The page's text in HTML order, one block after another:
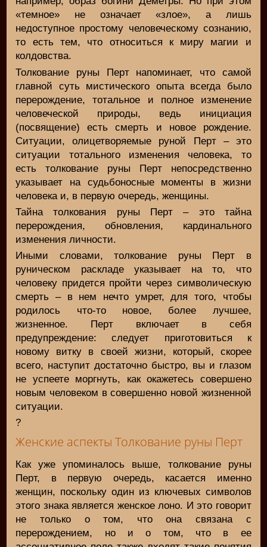
«темное» не означает «злое», а лишь
недоступное простому человеческому сознанию,
то есть тем, что относиться к миру магии и
колдовства.
Толкование руны Перт напоминает, что самой
главной суть мистического опыта всегда было
перерождение, тотальное и полное изменение
человеческой природы, ведь инициация
(посвящение) есть смерть и новое рождение.
Ситуации, олицетворяемые руной Перт – это
ситуации тотального изменения человека, то
есть толкование руны Перт непосредственно
указывает на судьбоносные моменты в жизни
человека и, в первую очередь, женщины.
Тайна толкования руны Перт – это тайна
перерождения, обновления, кардинального
изменения личности.
Иными словами, толкование руны Перт в
руническом раскладе указывает на то, что
человеку придется пройти через символическую
смерть – в нем нечто умрет, для того, чтобы
родилось что-то новое, более лучшее,
жизненное. Перт включает в себя
предупреждение: следует приготовиться к
новому витку в своей жизни, который, скорее
всего, наступит достаточно быстро, вы и глазом
не успеете моргнуть, как окажетесь совершено
новым человеком в совершенно новой жизненной
ситуации.
?
Женские аспекты Толкование руны Перт
Как уже упоминалось выше, толкование руны
Перт, в первую очередь, касается именно
женщин, поскольку один из ключевых символов
этого знака является женское лоно. И это говорит
не только о том, что она связана с
перерождением, но и о том, что в ее